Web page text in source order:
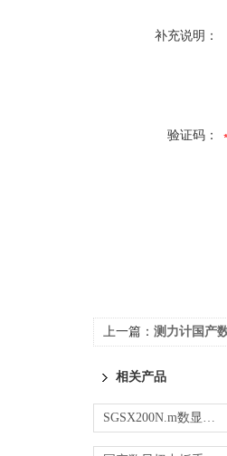
补充说明：
验证码：
上一篇： 测力计国产
相关产品
SGSX200N.m数显扭力扳手 电子力矩扳子